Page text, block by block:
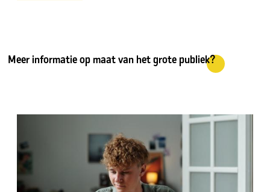
Meer informatie op maat van het grote publiek?